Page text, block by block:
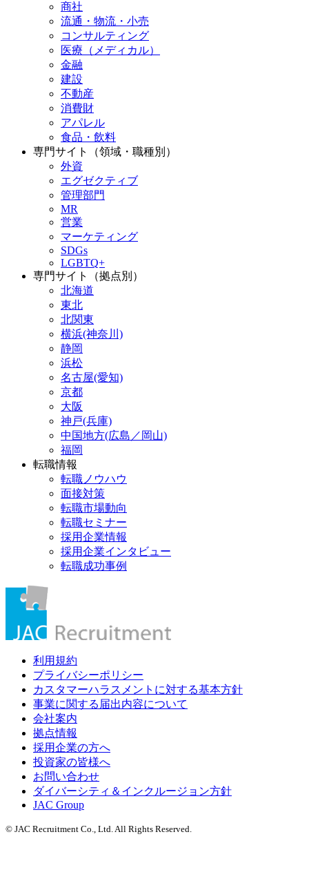
商社
流通・物流・小売
コンサルティング
医療（メディカル）
金融
建設
不動産
消費財
アパレル
食品・飲料
専門サイト（領域・職種別）
外資
エグゼクティブ
管理部門
MR
営業
マーケティング
SDGs
LGBTQ+
専門サイト（拠点別）
北海道
東北
北関東
横浜(神奈川)
静岡
浜松
名古屋(愛知)
京都
大阪
神戸(兵庫)
中国地方(広島／岡山)
福岡
転職情報
転職ノウハウ
面接対策
転職市場動向
転職セミナー
採用企業情報
採用企業インタビュー
転職成功事例
利用規約
プライバシーポリシー
カスタマーハラスメントに対する基本方針
事業に関する届出内容について
会社案内
拠点情報
採用企業の方へ
投資家の皆様へ
お問い合わせ
ダイバーシティ＆インクルージョン方針
JAC Group
© JAC Recruitment Co., Ltd. All Rights Reserved.